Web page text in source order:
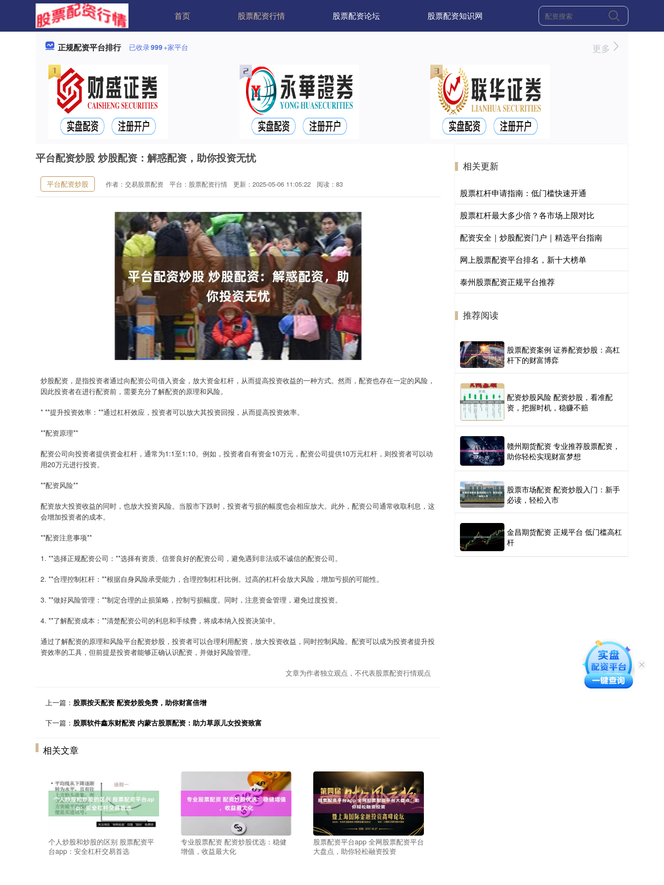
首页 股票配资行情 股票配资论坛 股票配资知识网
正规配资平台排行 已收录999+家平台 更多
平台配资炒股 炒股配资：解惑配资，助你投资无忧
平台配资炒股 作者：交易股票配资 平台：股票配资行情 更新：2025-05-06 11:05:22 阅读：83
炒股配资，是指投资者通过向配资公司借入资金，放大资金杠杆，从而提高投资收益的一种方式。然而，配资也存在一定的风险，
因此投资者在进行配资前，需要充分了解配资的原理和风险。
* **提升投资效率：**通过杠杆效应，投资者可以放大其投资回报，从而提高投资效率。
**配资原理**
配资公司向投资者提供资金杠杆，通常为1:1至1:10。例如，投资者自有资金10万元，配资公司提供10万元杠杆，则投资者可以动
用20万元进行投资。
**配资风险**
配资放大投资收益的同时，也放大投资风险。当股市下跌时，投资者亏损的幅度也会相应放大。此外，配资公司通常收取利息，这
会增加投资者的成本。
**配资注意事项**
1. **选择正规配资公司：**选择有资质、信誉良好的配资公司，避免遇到非法或不诚信的配资公司。
2. **合理控制杠杆：**根据自身风险承受能力，合理控制杠杆比例。过高的杠杆会放大风险，增加亏损的可能性。
3. **做好风险管理：**制定合理的止损策略，控制亏损幅度。同时，注意资金管理，避免过度投资。
4. **了解配资成本：**清楚配资公司的利息和手续费，将成本纳入投资决策中。
通过了解配资的原理和风险平台配资炒股，投资者可以合理利用配资，放大投资收益，同时控制风险。配资可以成为投资者提升投
资效率的工具，但前提是投资者能够正确认识配资，并做好风险管理。
文章为作者独立观点，不代表股票配资行情观点
上一篇： 股票按天配资 配资炒股免费，助你财富倍增
下一篇： 股票软件鑫东财配资 内蒙古股票配资：助力草原儿女投资致富
相关文章
个人炒股和炒股的区别 股票配资平
台app：安全杠杆交易首选
专业股票配资 配资炒股优选：稳健
增值，收益最大化
股票配资平台app 全网股票配资平台
大盘点，助你轻松融资投资
相关更新
股票杠杆申请指南：低门槛快速开通
股票杠杆最大多少倍？各市场上限对比
配资安全｜炒股配资门户｜精选平台指南
网上股票配资平台排名，新十大榜单
泰州股票配资正规平台推荐
推荐阅读
股票配资案例 证券配资炒股：高杠
杆下的财富博弈
配资炒股风险 配资炒股，看准配
资，把握时机，稳赚不赔
赣州期货配资 专业推荐股票配资，
助你轻松实现财富梦想
股票市场配资 配资炒股入门：新手
必读，轻松入市
金昌期货配资 正规平台 低门槛高杠
杆